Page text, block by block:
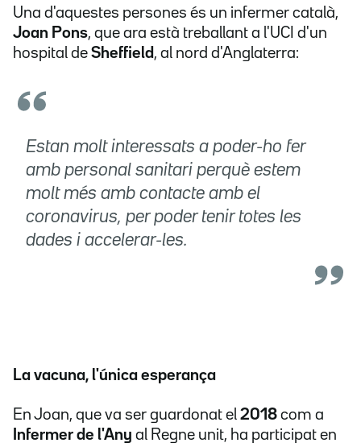
Una d'aquestes persones és un infermer català,
Joan Pons, que ara està treballant a l'UCI d'un
hospital de Sheffield , al nord d'Anglaterra:
Estan molt interessats a poder-ho fer
amb personal sanitari perquè estem
molt més amb contacte amb el
coronavirus, per poder tenir totes les
dades i accelerar-les.
La vacuna, l'única esperança
En Joan, que va ser guardonat el 2018 com a
Infermer de l'Any al Regne unit, ha participat en